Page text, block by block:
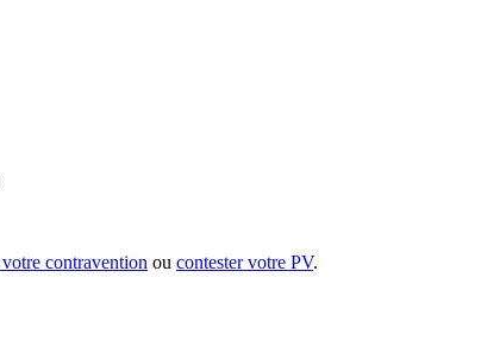
contravention ou contester votre PV.